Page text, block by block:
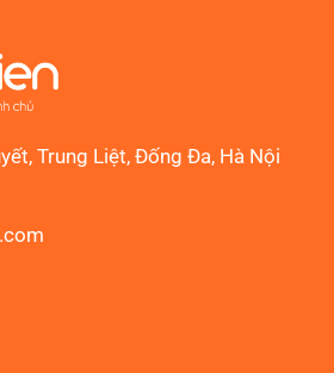
Trung Liệt, Đống Đa, Hà Nội